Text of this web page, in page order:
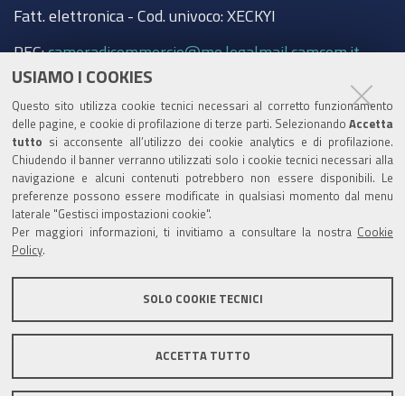
USIAMO I COOKIES
Questo sito utilizza cookie tecnici necessari al corretto funzionamento
delle pagine, e cookie di profilazione di terze parti. Selezionando Accetta
tutto si acconsente all’utilizzo dei cookie analytics e di profilazione.
Chiudendo il banner verranno utilizzati solo i cookie tecnici necessari alla
navigazione e alcuni contenuti potrebbero non essere disponibili. Le
preferenze possono essere modificate in qualsiasi momento dal menu
laterale "Gestisci impostazioni cookie".
Per maggiori informazioni, ti invitiamo a consultare la nostra Cookie
Policy
SOLO COOKIE TECNICI
ACCETTA TUTTO
Fatt. elettronica - Cod. univoco: XECKYI
PEC:cameradicommercio@mo.legalmail.camcom.it
Trasparenza
Amministrazione trasparente
Albo Camerale
Pubblicità Legale
Area riservata Amministratori
Informativa generale
Informative privacy
Accessibilità
Note legali